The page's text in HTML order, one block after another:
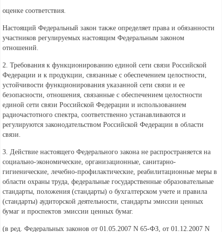
оценке соответствия.
Настоящий Федеральный закон также определяет права и обязанности
участников регулируемых настоящим Федеральным законом
отношений.
2. Требования к функционированию единой сети связи Российской
Федерации и к продукции, связанные с обеспечением целостности,
устойчивости функционирования указанной сети связи и ее
безопасности, отношения, связанные с обеспечением целостности
единой сети связи Российской Федерации и использованием
радиочастотного спектра, соответственно устанавливаются и
регулируются законодательством Российской Федерации в области
связи.
3. Действие настоящего Федерального закона не распространяется на
социально-экономические, организационные, санитарно-
гигиенические, лечебно-профилактические, реабилитационные меры в
области охраны труда, федеральные государственные образовательные
стандарты, положения (стандарты) о бухгалтерском учете и правила
(стандарты) аудиторской деятельности, стандарты эмиссии ценных
бумаг и проспектов эмиссии ценных бумаг.
(в ред. Федеральных законов от 01.05.2007N 65-ФЗ, от 01.12.2007N